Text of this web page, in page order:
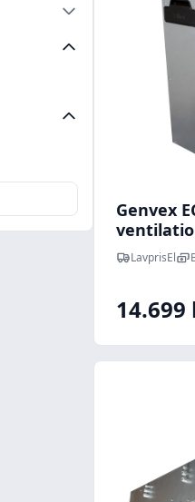
Genvex
LavprisEl
14.699